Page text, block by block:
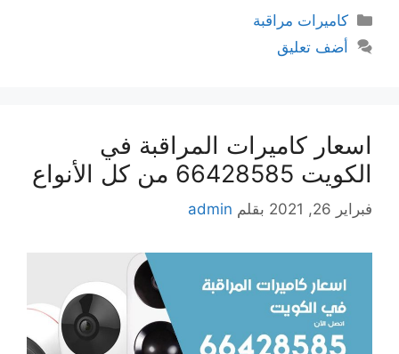
كاميرات مراقبة
أضف تعليق
اسعار كاميرات المراقبة في
الكويت 66428585 من كل الأنواع
فبراير 26, 2021 بقلم admin